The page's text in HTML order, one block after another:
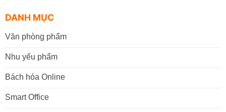
DANH MỤC
Văn phòng phẩm
Nhu yếu phẩm
Bách hóa Online
Smart Office